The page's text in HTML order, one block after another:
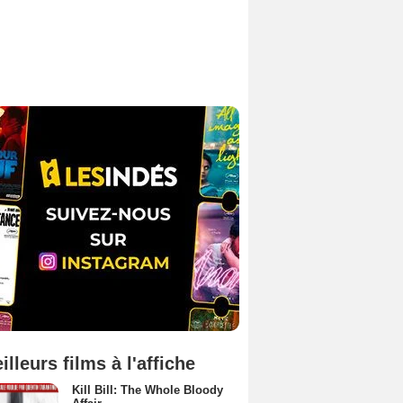
films à l'affiche
Kill Bill: The Whole Bloody